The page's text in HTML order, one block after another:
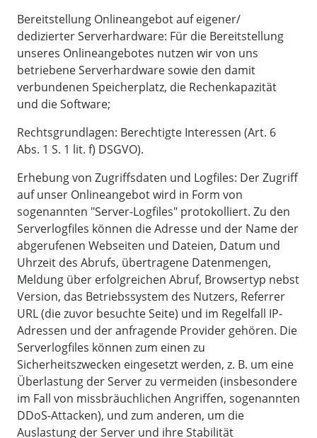
Bereitstellung Onlineangebot auf eigener/
dedizierter Serverhardware: Für die Bereitstellung
unseres Onlineangebotes nutzen wir von uns
betriebene Serverhardware sowie den damit
verbundenen Speicherplatz, die Rechenkapazität
und die Software;
Rechtsgrundlagen: Berechtigte Interessen (Art. 6
Abs. 1 S. 1 lit. f) DSGVO).
Erhebung von Zugriffsdaten und Logfiles: Der Zugriff
auf unser Onlineangebot wird in Form von
sogenannten "Server-Logfiles" protokolliert. Zu den
Serverlogfiles können die Adresse und der Name der
abgerufenen Webseiten und Dateien, Datum und
Uhrzeit des Abrufs, übertragene Datenmengen,
Meldung über erfolgreichen Abruf, Browsertyp nebst
Version, das Betriebssystem des Nutzers, Referrer
URL (die zuvor besuchte Seite) und im Regelfall IP-
Adressen und der anfragende Provider gehören. Die
Serverlogfiles können zum einen zu
Sicherheitszwecken eingesetzt werden, z. B. um eine
Überlastung der Server zu vermeiden (insbesondere
im Fall von missbräuchlichen Angriffen, sogenannten
DDoS-Attacken), und zum anderen, um die
Auslastung der Server und ihre Stabilität